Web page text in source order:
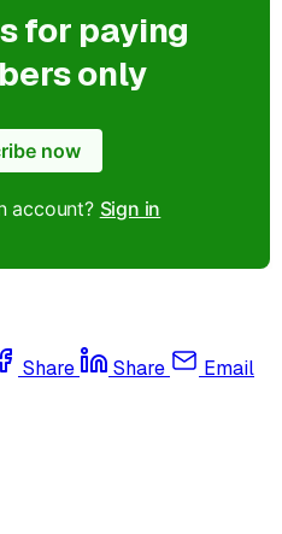
for paying
only
now
account? Sign in
Share Share Email